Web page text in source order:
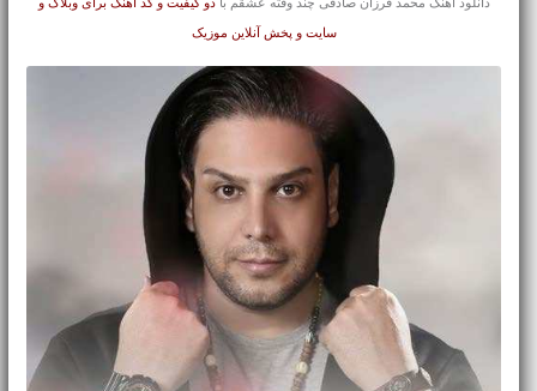
سایت و پخش آنلاین موزیک